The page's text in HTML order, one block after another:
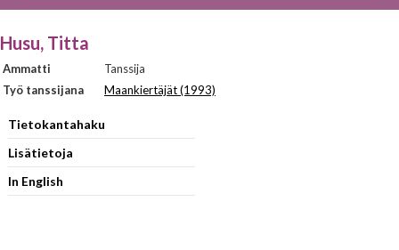
Husu, Titta
Ammatti
Tanssija
Työ tanssijana
Maankiertäjät (1993)
Tietokantahaku
Lisätietoja
In English